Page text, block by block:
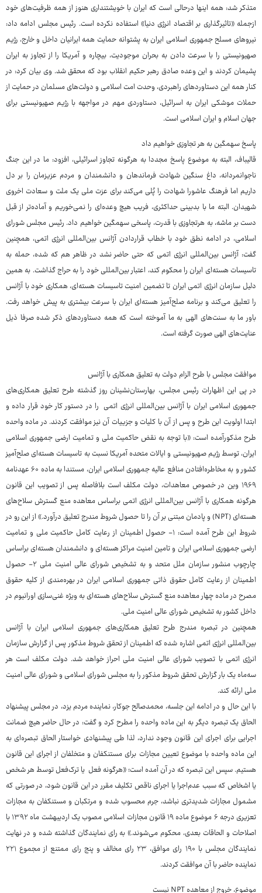
متذکر شد: همه‌ اینها درحالی است که ایران با خویشتنداری هنوز از همه‌ ظرفیت‌های خود
ازجمله «تاثیرگذاری بر اقتصاد انرژی دنیا» استفاده نکرده است. رئیس مجلس ادامه داد:
نیروهای مسلح جمهوری اسلامی ایران به پشتوانه‌ حمایت همه‌ ایرانیان داخل و خارج، رژیم
صهیونیستی را با سرعت دادن به بحران موجودیت، بیچاره و آمریکا را از تجاوز به ایران
پشیمان کردند و این وعده‌ صادق رهبر حکیم انقلاب بود که محقق شد. وی بیان کرد: در
کنار همه‌ این دستاوردهای راهبردی، وحدت امت اسلامی و دولت‌های مسلمان در حمایت از
حملات موشکی ایران به اسرائیل، دستاوردی مهم در مواجهه با رژیم صهیونیستی برای
جهان اسلام و ایران اسلامی است.
پاسخ سهمگین به هر تجاوزی خواهیم داد
قالیباف، البته به موضوع پاسخ مجددا به هرگونه تجاوز اسرائیلی، افزود: ما در این جنگ
ناجوانمردانه، داغ سنگین شهادت فرماندهان و دانشمندان و مردم عزیزمان را بر دل
داریم اما فرهنگ عاشورا شهادت را پُلی می‌کند برای عزت ملی یک ملت و سعادت اخروی
شهیدان. البته ما با بدبینی حداکثری، فریب هیچ وعده‌ای را نمی‌خوریم و آماده‌تر از قبل
دست بر ماشه، به هرتجاوزی با قدرت، پاسخی سهمگین خواهیم داد. رئیس مجلس شورای
اسلامی، در ادامه نطق خود با خطاب قراردادن آژانس بین‎‌المللی انرژی اتمی، همچنین
گفت: آژانس بین‌المللی انرژی اتمی که حتی حاضر نشد در ظاهر هم که شده، حمله به
تاسیسات هسته‌ای ایران را محکوم کند، اعتبار بین‌المللی خود را به حراج گذاشت. به همین
دلیل سازمان انرژی اتمی ایران تا تضمین امنیت تاسیسات هسته‌ای، همکاری خود با آژانس
را تعلیق می‌کند و برنامه‌ صلح‌آمیز هسته‌ای ایران با سرعت بیشتری به پیش خواهد رفت.
باور ما به سنت‌های الهی به ما آموخته است که همه‌ دستاوردهای ذکر شده صرفا ذیل
عنایت‌های الهی صورت گرفته است.
موافقت مجلس با طرح الزام دولت به تعلیق همکاری با آژانس
در پی این اظهارات رئیس مجلس، بهارستان‌نشینان روز گذشته طرح تعلیق همکاری‌های
جمهوری اسلامی ایران با آژانس بین‌المللی انرژی اتمی را در دستور کار خود قرار داده و
ابتدا اولویت این طرح و پس از آن با کلیات و جزییات آن نیز موافقت کردند. در ماده واحده
طرح مذکورآمده است: «با توجه به نقض حاکمیت ملی و تمامیت ارضی جمهوری اسلامی
ایران، توسط رژیم صهیونیستی و ایالات متحده آمریکا نسبت به تاسیسات هسته‌ای صلح‌آمیز
کشور و به مخاطره‌افتادن منافع عالیه جمهوری اسلامی ایران، مستندا به ماده ۶۰ عهدنامه
۱۹۶۹ وین در خصوص معاهدات، دولت مکلف است بلافاصله پس از تصویب این قانون
هرگونه همکاری با آژانس بین‌المللی انرژی اتمی براساس معاهده منع گسترش سلاح‌های
هسته‌ای (NPT) و پادمان مبتنی بر آن را تا حصول شروط مندرج تعلیق درآورد.» از این رو در
شروط این طرح آمده است: ۱- حصول اطمینان از رعایت کامل حاکمیت ملی و تمامیت
ارضی جمهوری اسلامی ایران و تامین امنیت مراکز هسته‌ای و دانشمندان هسته‌ای براساس
چارچوب منشور سازمان ملل متحد و به تشخیص شورای عالی امنیت ملی ۲- حصول
اطمینان از رعایت کامل حقوق ذاتی جمهوری اسلامی ایران در بهره‌مندی از کلیه حقوق
مصرح در ماده چهار معاهده منع گسترش سلاح‌های هسته‌ای به ویژه غنی‌سازی اورانیوم در
داخل کشور به تشخیص شورای عالی امنیت ملی.
همچنین در تبصره مندرج طرح تعلیق همکاری‌های جمهوری اسلامی ایران با آژانس
بین‌المللی انرژی اتمی اشاره شده که اطمینان از تحقق شروط مذکور پس از گزارش سازمان
انرژی اتمی با تصویب شورای عالی امنیت ملی احراز خواهد شد. دولت مکلف است هر
سه‌ماه یک‌ بار گزارش تحقق شروط مذکور را به مجلس شورای اسلامی و شورای عالی امنیت
ملی ارائه کند.
با این حال و در ادامه این جلسه، محمدصالح جوکار، نماینده مردم یزد، در مجلس پیشنهاد
الحاق یک تبصره دیگر به این ماده واحده را مطرح کرد و گفت: در حال حاضر هیچ ضمانت
اجرایی برای اجرای این قانون وجود ندارد، لذا طی پیشنهادی خواستار الحاق تبصره‌ای به
این ماده واحده با موضوع تعیین مجازات برای مستنکفان و متخلفان از اجرای این قانون
هستیم. سپس این تبصره که در آن آمده است؛ «هرگونه فعل یا ترک‌فعل توسط هر شخص
یا اشخاص که سبب عدم‌اجرا یا اجرای ناقص تکلیف مقرر در این قانون شود، در صورتی که
مشمول مجازات شدیدتری نباشد، جرم محسوب شده و مرتکبان و مستنکفان به مجازات
تعزیری درجه ۶ موضوع ماده ۱۹ قانون مجازات اسلامی مصوب یک اردیبهشت ماه ۱۳۹۲ با
اصلاحات و الحاقات بعدی، محکوم می‌شوند.» به رای نمایندگان گذاشته شده و در نهایت
نمایندگان مجلس با ۱۹۰ رای موافق، ۲۳ رای مخالف و پنج رای ممتنع از مجموع ۲۲۱
نماینده حاضر با آن موافقت کردند.
موضوع، خروج از معاهده NPT نیست